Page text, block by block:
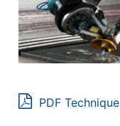
PDF Technique